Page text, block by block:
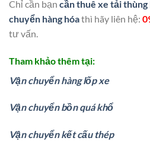
Chỉ cần bạn cần thuê xe tải thùng
chuyển hàng hóathì hãy liên hệ:
tư vấn.
Tham khảo thêm tại:
Vận chuyển hàng lốp xe
Vận chuyển bồn quá khổ
Vận chuyển kết cấu thép